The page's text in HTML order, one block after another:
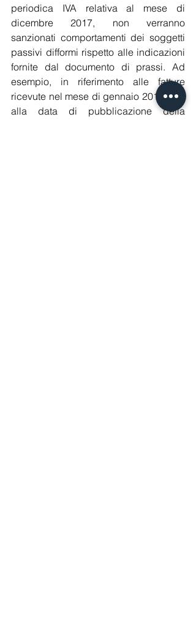
periodica IVA relativa al mese di
dicembre 2017, non verranno
sanzionati comportamenti dei soggetti
passivi difformi rispetto alle indicazioni
fornite dal documento di prassi. Ad
esempio, in riferimento alle fatture
ricevute nel mese di gennaio 2018, fino
alla data di pubblicazione della